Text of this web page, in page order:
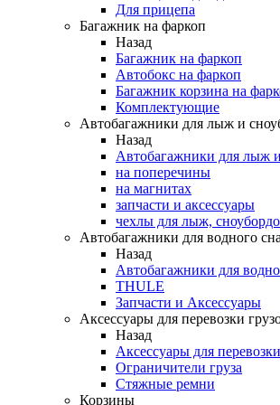
Для прицепа
Багажник на фаркоп
Назад
Багажник на фаркоп
Автобокс на фаркоп
Багажник корзина на
Комплектующие
Автобагажники для лыж и
Назад
Автобагажники для лыж
на поперечины
на магнитах
запчасти и аксессуары
чехлы для лыж,
Автобагажники для водного
Назад
Автобагажники для
THULE
Запчасти и Аксессуары
Аксессуары для перевозки
Назад
Аксессуары для
Ограничители груза
Стяжные ремни
Корзины